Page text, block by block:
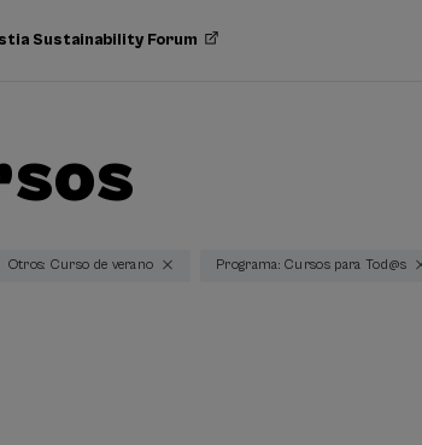
Sustainability Forum
Otros: Curso de verano Programa: Cursos para Tod@s